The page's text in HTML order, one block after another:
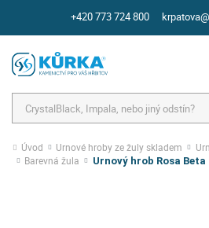
+420 773 724 800
Úvod Urnové hroby ze žuly skladem
Barevná žula
Urnový hrob Rosa Beta